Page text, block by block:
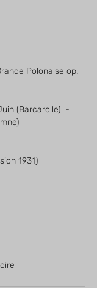
Polonaise op.
(Barcarolle)  -
1931)